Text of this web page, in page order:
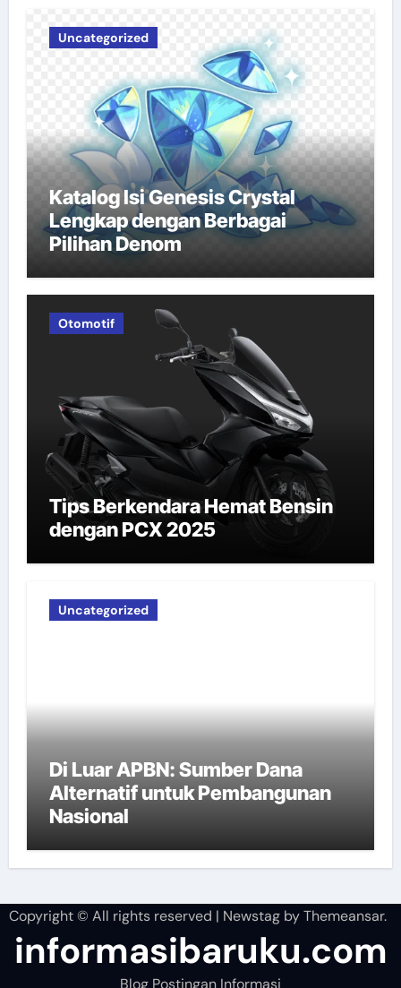
Uncategorized
Katalog Isi Genesis Crystal
Lengkap dengan Berbagai
Pilihan Denom
Otomotif
Tips Berkendara Hemat Bensin
dengan PCX 2025
Uncategorized
Di Luar APBN: Sumber Dana
Alternatif untuk Pembangunan
Nasional
Copyright © All rights reserved | NewstagbyThemeansar.
informasibaruku.com
Blog Postingan Informasi